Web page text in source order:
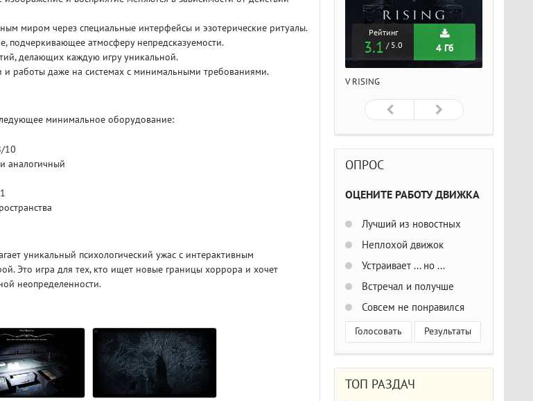
миром через специальные интерфейсы и эзотерические ритуалы.
подчеркивающее атмосферу непредсказуемости.
делающих каждую игру уникальной.
и работы даже на системах с минимальными требованиями.
минимальное оборудование:
10
аналогичный
уникальный психологический ужас с интерактивным
Это игра для тех, кто ищет новые границы хоррора и хочет
неопределенности.
Рейтинг
3.1/ 5.0 4 Гб
Рейтинг Рейтинг
3.1 / 5.0 4 Гб
V RISING
ОПРОС
ОЦЕНИТЕ РАБОТУ ДВИЖКА
Лучший из новостных
Неплохой движок
Устраивает ... но ...
Встречал и получше
Совсем не понравился
Голосовать Результаты
ТОП РАЗДАЧ